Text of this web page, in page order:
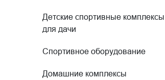
Детские спортивные комплексы
для дачи
Спортивное оборудование
Домашние комплексы